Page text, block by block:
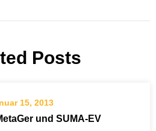
Posts
15, 2013
und SUMA-EV